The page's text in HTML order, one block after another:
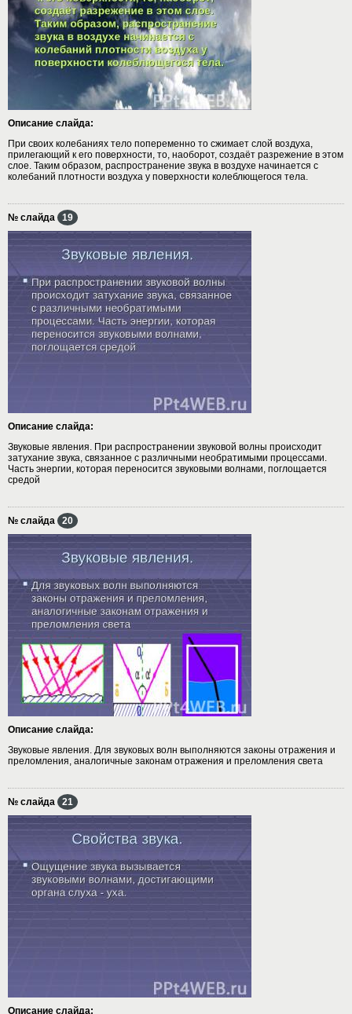
Описание слайда:
При своих колебаниях тело попеременно то сжимает слой воздуха,
прилегающий к его поверхности, то, наоборот, создаёт разрежение в этом
слое. Таким образом, распространение звука в воздухе начинается с
колебаний плотности воздуха у поверхности колеблющегося тела.
№ слайда 19
Описание слайда:
Звуковые явления. При распространении звуковой волны происходит
затухание звука, связанное с различными необратимыми процессами.
Часть энергии, которая переносится звуковыми волнами, поглощается
средой
№ слайда 20
Описание слайда:
Звуковые явления. Для звуковых волн выполняются законы отражения и
преломления, аналогичные законам отражения и преломления света
№ слайда 21
Описание слайда: